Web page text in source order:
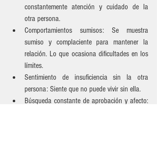
constantemente atención y cuidado de la
otra persona.
Comportamientos sumisos: Se muestra
sumiso y complaciente para mantener la
relación. Lo que ocasiona dificultades en los
límites.
Sentimiento de insuficiencia sin la otra
persona: Siente que no puede vivir sin ella.
Búsqueda constante de aprobación y afecto: